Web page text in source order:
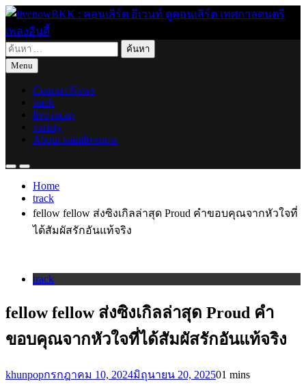
Skip
content
livenowBKK : คอนเสิร์ต อีเวนท์ ดูคอนเสิร์ต เทศกาลดนตรี เพลง
อินดี้
live for today
ค้นหา
สำหรับ:
Menu
Concert News
track
live recap
variety
About teamlivenow
Home
track
fellow fellow ส่งซิงเกิลล่าสุด Proud คำขอบคุณจากหัวใจที่
ได้สัมผัสรักอันแท้จริง
track
fellow fellow ส่งซิงเกิลล่าสุด Proud คำ
ขอบคุณจากหัวใจที่ได้สัมผัสรักอันแท้จริง
khunpopกรกฎาคม 10, 2024มิถุนายน 20, 202501 mins